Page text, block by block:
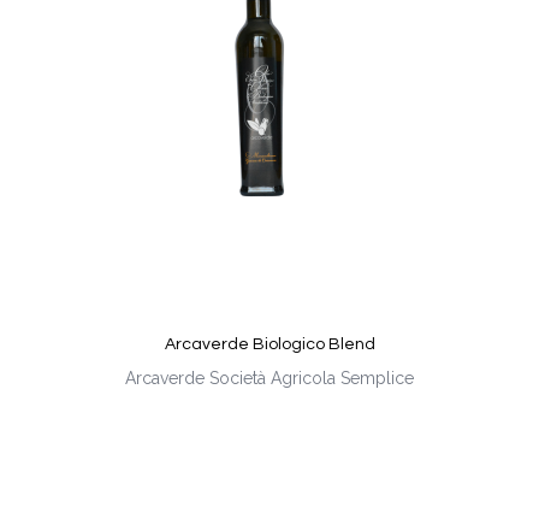
Arcaverde Biologico Blend
Arcaverde Società Agricola Semplice